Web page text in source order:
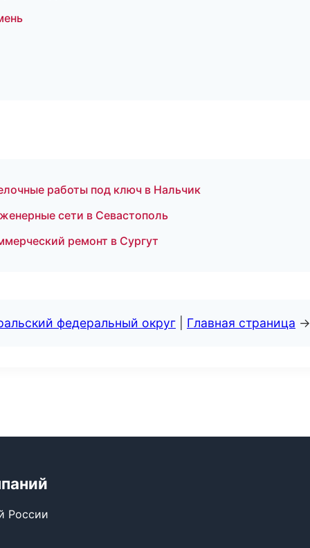
работы под ключ в Нальчик
сети в Севастополь
ремонт в Сургут
федеральный округ Главная страница →
России